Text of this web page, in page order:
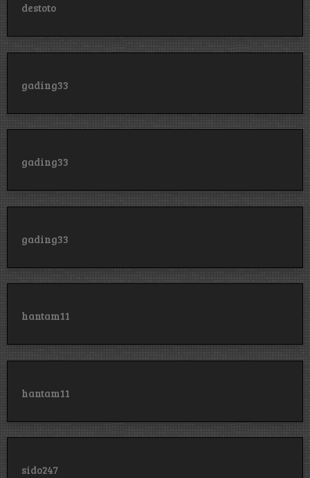
destoto
gading33
gading33
gading33
hantam11
hantam11
sido247